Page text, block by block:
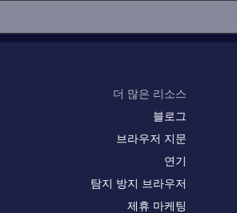
더 많은 리소스
블로그
브라우저 지문
연기
탐지 방지 브라우저
제휴 마케팅